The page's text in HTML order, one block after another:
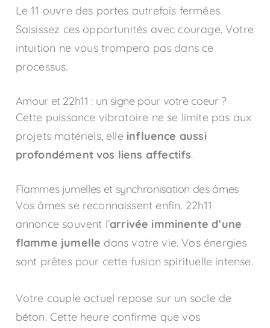
Le 11 ouvre des portes autrefois fermées.
Saisissez ces opportunités avec courage. Votre
intuition ne vous trompera pas dans ce
processus.
Amour et 22h11 : un signe pour votre coeur ?
Cette puissance vibratoire ne se limite pas aux
projets matériels, elle influence aussi
profondément vos liens affectifs.
Flammes jumelles et synchronisation des âmes
Vos âmes se reconnaissent enfin. 22h11
annonce souvent l’arrivée imminente d’une
flamme jumelle dans votre vie. Vos énergies
sont prêtes pour cette fusion spirituelle intense.
Votre couple actuel repose sur un socle de
béton. Cette heure confirme que vos